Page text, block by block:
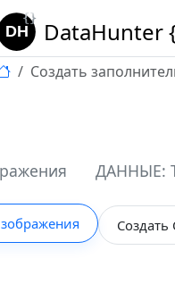
DataHunter
Создать
ДАННЫЕ:
Создать